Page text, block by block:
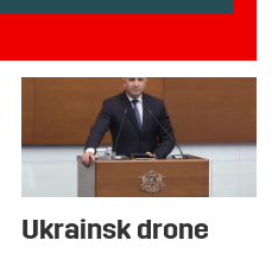
Ukrainsk drone